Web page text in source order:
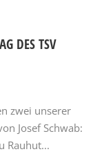
DES TSV
zwei unserer
Josef Schwab:
Rauhut...